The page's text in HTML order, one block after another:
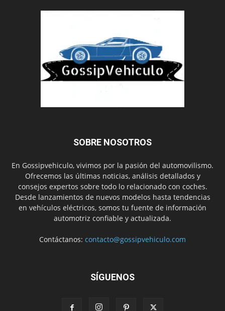
SOBRE NOSOTROS
En Gossipvehiculo, vivimos por la pasión del automovilismo.
Ofrecemos las últimas noticias, análisis detallados y
consejos expertos sobre todo lo relacionado con coches.
Desde lanzamientos de nuevos modelos hasta tendencias
en vehículos eléctricos, somos tu fuente de información
automotriz confiable y actualizada.
Contáctanos: contacto@gossipvehiculo.com
SÍGUENOS